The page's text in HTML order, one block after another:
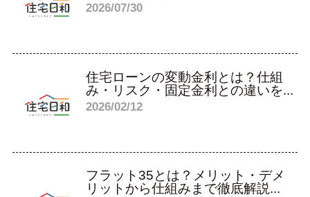
2026/07/30
住宅ローンの変動金利とは？仕組
み・リスク・固定金利との違いを...
2026/02/12
フラット35とは？メリット・デメ
リットから仕組みまで徹底解説...